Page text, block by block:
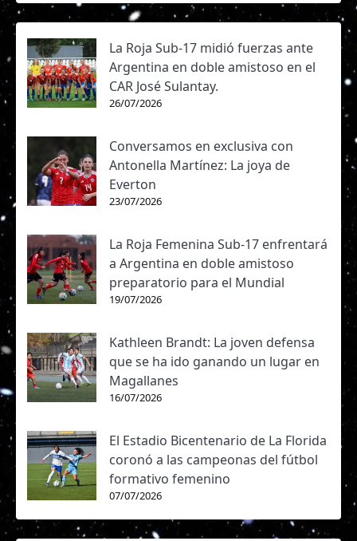
La Roja Sub-17 midió fuerzas ante
Argentina en doble amistoso en el
CAR José Sulantay.
26/07/2026
Conversamos en exclusiva con
Antonella Martínez: La joya de
Everton
23/07/2026
La Roja Femenina Sub-17 enfrentará
a Argentina en doble amistoso
preparatorio para el Mundial
19/07/2026
Kathleen Brandt: La joven defensa
que se ha ido ganando un lugar en
Magallanes
16/07/2026
El Estadio Bicentenario de La Florida
coronó a las campeonas del fútbol
formativo femenino
07/07/2026